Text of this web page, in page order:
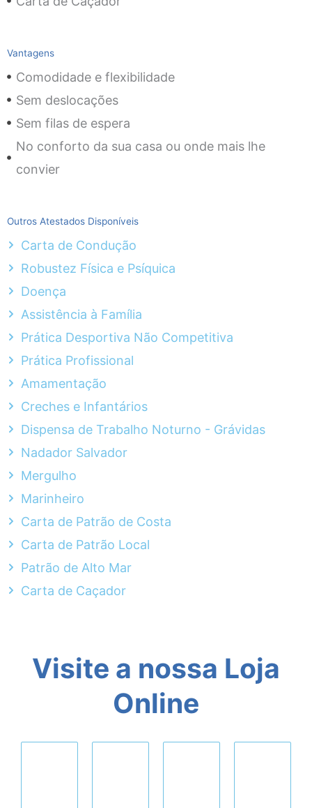
Vantagens
Comodidade e flexibilidade
Sem deslocações
Sem filas de espera
No conforto da sua casa ou onde mais lhe
convier
Outros Atestados Disponíveis
Carta de Condução
Robustez Física e Psíquica
Doença
Assistência à Família
Prática Desportiva Não Competitiva
Prática Profissional
Amamentação
Creches e Infantários
Dispensa de Trabalho Noturno - Grávidas
Nadador Salvador
Mergulho
Marinheiro
Carta de Patrão de Costa
Carta de Patrão Local
Patrão de Alto Mar
Carta de Caçador
Visite a nossa Loja
Online